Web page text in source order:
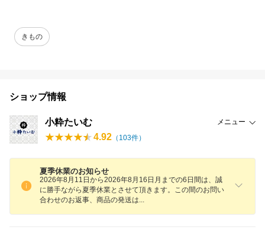
きもの
ショップ情報
小粋たいむ メニュー
4.92 （ 103件）
夏季休業のお知らせ
2026年8月11日から2026年8月16日月までの6日間は、誠
に勝手ながら夏季休業とさせて頂きます。この間のお問い
合わせのお返事、商品の発送は